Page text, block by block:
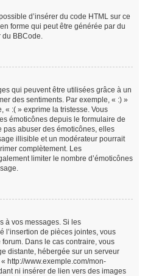
d’insérer du code HTML sur ce
forme qui peut être générée par du
du BBCode.
qui peuvent être utilisées grâce à un
des sentiments. Par exemple, « :) »
« :( » exprime la tristesse. Vous
émoticônes depuis le formulaire de
pas abuser des émoticônes, elles
illisible et un modérateur pourrait
complètement. Les
limiter le nombre d’émoticônes
à vos messages. Si les
l’insertion de pièces jointes, vous
Dans le cas contraire, vous
distante, hébergée sur un serveur
http://www.exemple.com/mon-
ni insérer de lien vers des images